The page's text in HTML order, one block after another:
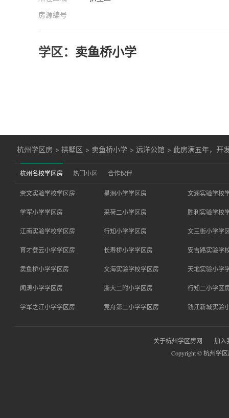
房源编号
学区： 卖鱼桥小学
杭州学区房 >拱墅区 > 卖鱼桥小学 >远洋公馆 > 此房满五年，开
杭州名校学区房 热门小区 合作伙伴
崇文实验学校学区房 星洲小学学区房 文澜实验学校
学军小学学区房 采荷二小学区房 胜利实验学校
江南实验学校学区房 行知小学学区房 文三街小学学
育才登云小学学区房 长寿桥小学学区房 安吉路实验学
卖鱼桥小学学区房 文海实验学校学区房 天地实验小学
闻涛小学学区房 浙大二附小学区房 行知二小学区
学军之江小学学区房 竞舟第二小学学区房 钱江新城实验
关于杭州学区房网
加入
Copyright © 杭州学